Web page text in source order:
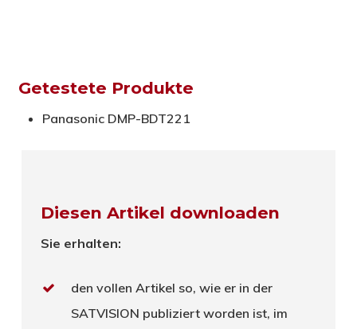
Getestete Produkte
Panasonic DMP-BDT221
Diesen Artikel downloaden
Sie erhalten:
den vollen Artikel so, wie er in der
SATVISION publiziert worden ist, im